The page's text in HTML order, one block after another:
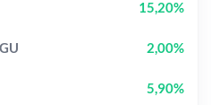
15,20%
2,00%
5,90%